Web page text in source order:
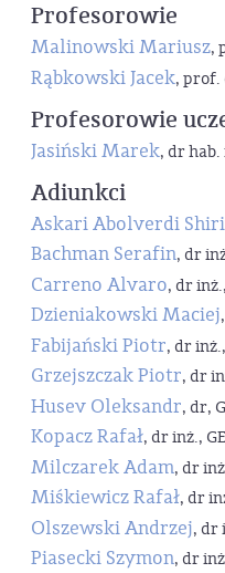
Profesorowie
Malinowski Mariusz,
Rąbkowski Jacek, prof.
Profesorowie
Jasiński Marek, dr hab.
Adiunkci
Askari Abolverdi
Bachman Serafin, dr
Carreno Alvaro, dr
Dzieniakowski Maciej
Fabijański Piotr, dr
Grzejszczak Piotr, dr
Husev Oleksandr, dr,
Kopacz Rafał, dr inż.,
Milczarek Adam, dr
Miśkiewicz Rafał, dr
Olszewski Andrzej, dr
Piasecki Szymon, dr